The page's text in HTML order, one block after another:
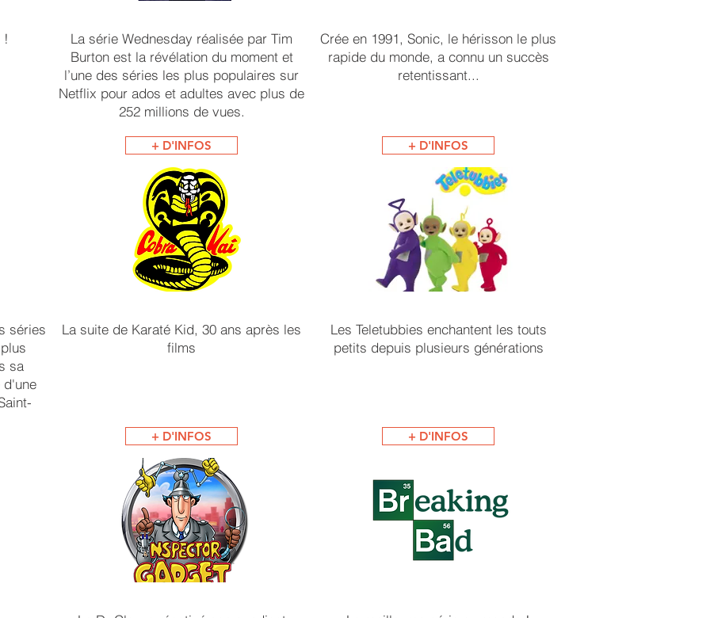
!
séries
sa
d'une
La série Wednesday réalisée par Tim
Burton est la révélation du moment et
l’une des séries les plus populaires sur
Netflix pour ados et adultes avec plus de
252 millions de vues.
+ D'INFOS
La suite de Karaté Kid, 30 ans après les
films
+ D'INFOS
Crée en 1991, Sonic, le hérisson le plus
rapide du monde, a connu un succès
retentissant...
+ D'INFOS
Les Teletubbies enchantent les touts
petits depuis plusieurs générations
+ D'INFOS